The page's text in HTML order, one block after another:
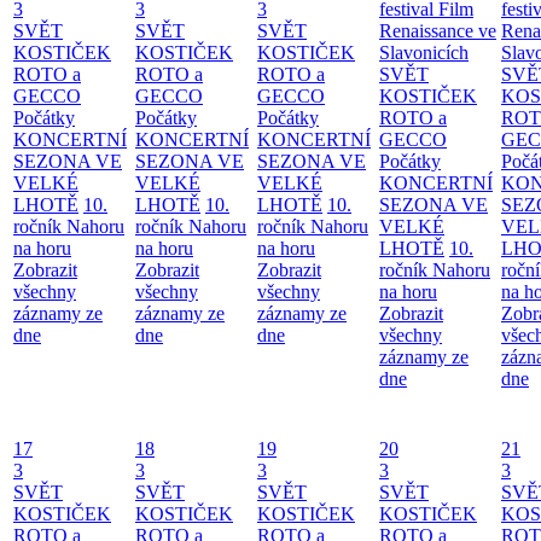
3
SVĚT
KOSTIČEK
ROTO a
GECCO
Počátky
KONCERTNÍ
SEZONA VE
VELKÉ
LHOTĚ 10.
ročník Nahoru
na horu
Zobrazit
všechny
záznamy ze
dne
3
SVĚT
KOSTIČEK
ROTO a
GECCO
Počátky
KONCERTNÍ
SEZONA VE
VELKÉ
LHOTĚ 10.
ročník Nahoru
na horu
Zobrazit
všechny
záznamy ze
dne
3
SVĚT
KOSTIČEK
ROTO a
GECCO
Počátky
KONCERTNÍ
SEZONA VE
VELKÉ
LHOTĚ 10.
ročník Nahoru
na horu
Zobrazit
všechny
záznamy ze
dne
festival Film
Renaissance ve
Slavonicích
SVĚT
KOSTIČEK
ROTO a
GECCO
Počátky
KONCERTNÍ
SEZONA VE
VELKÉ
LHOTĚ 10.
ročník Nahoru
na horu
Zobrazit
všechny
záznamy ze
dne
na
dne
17
3
SVĚT
KOSTIČEK
ROTO a
18
3
SVĚT
KOSTIČEK
ROTO a
19
3
SVĚT
KOSTIČEK
ROTO a
20
3
SVĚT
KOSTIČEK
ROTO a
21
3